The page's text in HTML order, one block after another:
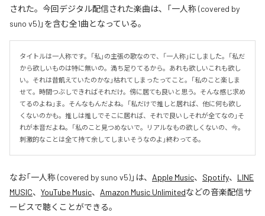
された。今回デジタル配信された楽曲は、「一人称 (covered by
suno v5)」を含む全1曲となっている。
タイトルは一人称です。「私」の主張の歌なので、「一人称」にしました。「私だ
から欲しいものは特に無いの。満ち足りてるから。あれも欲しいこれも欲し
い。それは昔飢えていたのかな」枯れてしまったってこと。「私のこと楽しま
せて。時間つぶしできればそれだけ。傍に居ても良いと思う。そんな感じ求め
てるのよね」ま。そんなもんだよね。「私だけで推しと居れば、他に何も欲し
くないのかも。推しは推しでそこに居れば、それで良いしそれが全てなの」そ
れが本音だよね。「私のこと見つめないで。リアルなもの欲しくないの、今。
刺激的なことは全て持て余してしまいそうなのよ」終わってる。
なお「一人称 (covered by suno v5)」は、 Apple Music、 Spotify、 LINE
MUSIC、 YouTube Music、 Amazon Music Unlimitedなどの音楽配信サ
ービスで聴くことができる。